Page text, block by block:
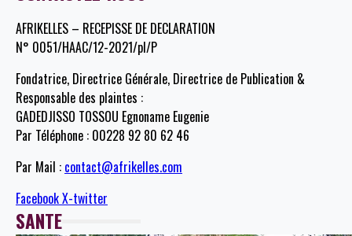
AFRIKELLES – RECEPISSE DE DECLARATION
N° 0051/HAAC/12-2021/pl/P
Fondatrice, Directrice Générale, Directrice de Publication &
Responsable des plaintes :
GADEDJISSO TOSSOU Egnoname Eugenie
Par Téléphone : 00228 92 80 62 46
Par Mail : contact@afrikelles.com
FacebookX-twitter
SANTE